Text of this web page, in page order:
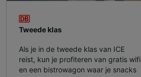
Tweede klas
Als je in de tweede klas van ICE
reist, kun je profiteren van gratis wifi
en een bistrowagon waar je snacks